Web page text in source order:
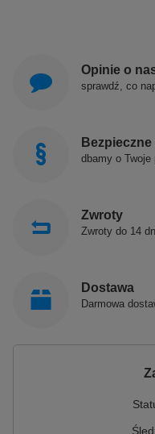
Opinie o
sprawdź, co
dbamy o Twoje
Zwroty
Zwroty do 14
Dostawa
Darmowa